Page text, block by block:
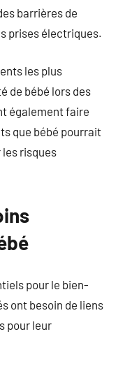
barrières de
prises électriques.
les plus
de bébé lors des
également faire
que bébé pourrait
risques
pour le bien-
ont besoin de liens
pour leur